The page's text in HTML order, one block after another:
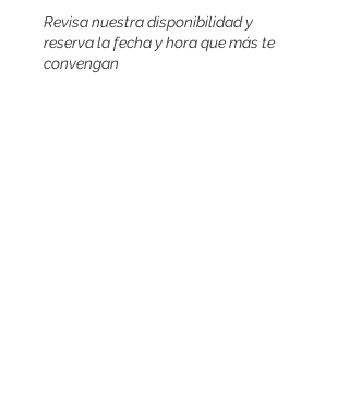
Revisa nuestra disponibilidad y
reserva la fecha y hora que más te
convengan